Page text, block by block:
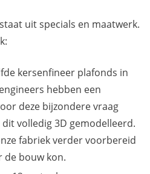
uit specials en maatwerk.
kersenfineer plafonds in
hebben een
deze bijzondere vraag
volledig 3D gemodelleerd.
fabriek verder voorbereid
de bouw kon.